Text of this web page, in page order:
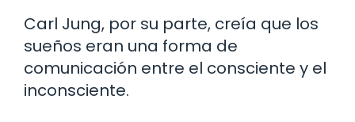
Carl Jung, por su parte, creía que los
sueños eran una forma de
comunicación entre el consciente y el
inconsciente.